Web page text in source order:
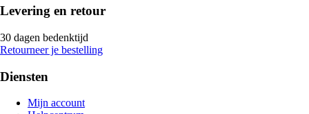
Levering en retour
30 dagen bedenktijd
Retourneer je bestelling
Diensten
Mijn account